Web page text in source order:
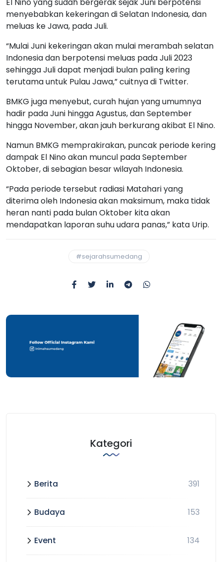
menyebabkan kekeringan di Selatan Indonesia, dan
meluas ke Jawa, pada Juli.
“Mulai Juni kekeringan akan mulai merambah selatan
Indonesia dan berpotensi meluas pada Juli 2023
sehingga Juli dapat menjadi bulan paling kering
terutama untuk Pulau Jawa,” cuitnya di Twitter.
BMKG juga menyebut, curah hujan yang umumnya
hadir pada Juni hingga Agustus, dan September
hingga November, akan jauh berkurang akibat El Nino.
Namun BMKG memprakirakan, puncak periode kering
dampak El Nino akan muncul pada September
Oktober, di sebagian besar wilayah Indonesia.
“Pada periode tersebut radiasi Matahari yang
diterima oleh Indonesia akan maksimum, maka tidak
heran nanti pada bulan Oktober kita akan
mendapatkan laporan suhu udara panas,” kata Urip.
#sejarahsumedang
Kategori
Berita 391
Budaya 153
Event 134